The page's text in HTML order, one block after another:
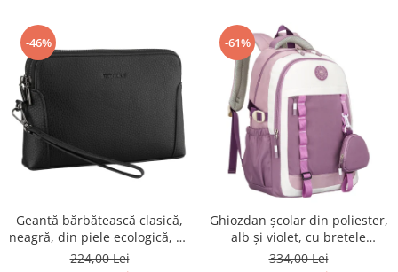
-46%
Geantă bărbătească clasică,
neagră, din piele ecologică, cu
fermoar - Rovicky PTR-R-SDR-
224,00 Lei
-61%
Ghiozdan școlar din poliester,
alb și violet, cu bretele
reglabile - Peterson PTR-PTN
334,00 Lei